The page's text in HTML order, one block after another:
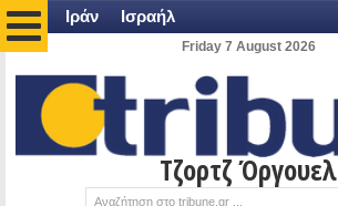
Ιράν Ισραήλ
Friday 7 August 2026
Τζορτζ Όργουελ